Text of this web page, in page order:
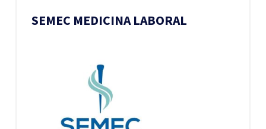
SEMEC MEDICINA LABORAL